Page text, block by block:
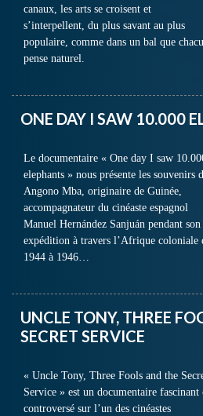
canaux, les arts se croisent et
s’interpellent, du plus savant au plus
populaire, comme dans un bal que
pense naturel.
ONE DAY I SAW 10.000
Le documentaire « One day I saw
elephants » nous présente les souvenirs
Angono Mba, originaire de Guinée,
accompagnateur du cinéaste espagnol
Manuel Hernández Sanjuán pendant son
expédition à travers l’Afrique coloniale
1944 à 1946…
UNCLE TONY, THREE
SECRET SERVICE
« Uncle Tony, Three Fools and the
Service » est un documentaire fascinant
controversé sur l’un des cinéastes